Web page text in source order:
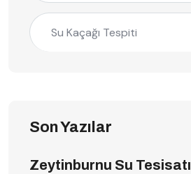
Su Kaçağı Tespiti
Son Yazılar
Zeytinburnu Su Tesisatı